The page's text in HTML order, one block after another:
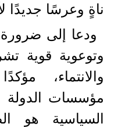
ناةٍ وعرسًا جديدًا
ودعا إلى ضرورة
وتوعوية قوية
والانتماء،
مؤسسات الدولة
السياسية هو